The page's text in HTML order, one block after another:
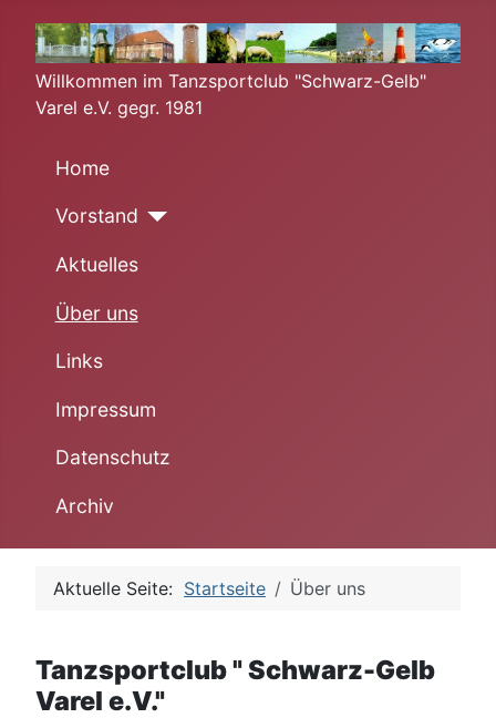
Willkommen im Tanzsportclub "Schwarz-Gelb"
Varel e.V. gegr. 1981
Home
Vorstand
Aktuelles
Über uns
Links
Impressum
Datenschutz
Archiv
Aktuelle Seite: Startseite Über uns
Tanzsportclub " Schwarz-Gelb
Varel e.V."